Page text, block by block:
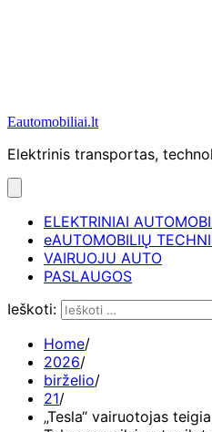
Eautomobiliai.lt
Elektrinis transportas,
ELEKTRINIAI
eAUTOMOBILIŲ
VAIRUOJU AUTO
PASLAUGOS
Ieškoti:
Home
2026
birželio
21
„Tesla“ vairuotojas